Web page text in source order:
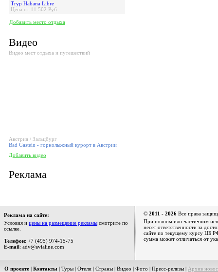
Tryp Habana Libre
Цена от 11 502 Руб.
Добавить место отдыха
Видео
Видео мест отдыха и путешествий
Австрия / Зальцбург
Bad Gastein - горнолыжный курорт в Австрии
Добавить видео
Реклама
Реклама на сайте:
Условия и цены на размещение рекламы смотрите по
ссылке.
Телефон: +7 (495) 974-15-75
E-mail: adv@avialine.com
© 2011 - 2026 Все права
При полном или частичном
несет ответственности за
сайте по текущему курсу ЦБ
сумма может отличаться от
О проекте | Контакты | Туры | Отели | Страны | Видео | Фото | Пресс-релизы | Архив